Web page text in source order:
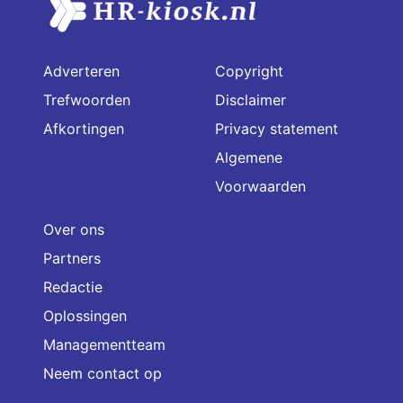
Adverteren
Trefwoorden
Afkortingen
Copyright
Disclaimer
Privacy statement
Algemene
Voorwaarden
Over ons
Partners
Redactie
Oplossingen
Managementteam
Neem contact op